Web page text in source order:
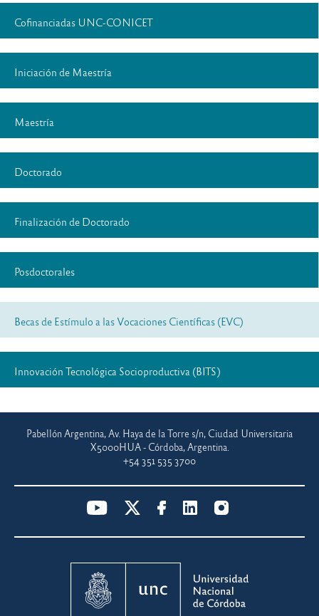
Cofinanciadas UNC-CONICET
Iniciación de Maestría
Maestría
Doctorado
Finalización de Doctorado
Posdoctorales
Becas de Estímulo a las Vocaciones Científicas (EVC)
Innovación Tecnológica Socioproductiva (BITS)
Pabellón Argentina, Av. Haya de la Torre s/n, Ciudad Universitaria
X5000HUA - Córdoba, Argentina.
+54 351 535 3700